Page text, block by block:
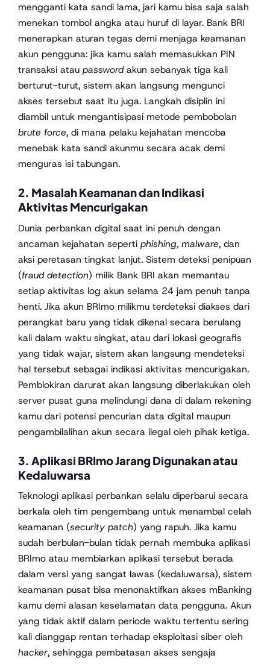
mengganti kata sandi lama, jari kamu bisa saja salah
menekan tombol angka atau huruf di layar. Bank BRI
menerapkan aturan tegas demi menjaga keamanan
akun pengguna: jika kamu salah memasukkan PIN
transaksi atau passwordakun sebanyak tiga kali
berturut-turut, sistem akan langsung mengunci
akses tersebut saat itu juga. Langkah disiplin ini
diambil untuk mengantisipasi metode pembobolan
brute force, di mana pelaku kejahatan mencoba
menebak kata sandi akunmu secara acak demi
menguras isi tabungan.
2. Masalah Keamanan dan Indikasi
Aktivitas Mencurigakan
Dunia perbankan digital saat ini penuh dengan
ancaman kejahatan seperti phishing, malware, dan
aksi peretasan tingkat lanjut. Sistem deteksi penipuan
(fraud detection) milik Bank BRI akan memantau
setiap aktivitas log akun selama 24 jam penuh tanpa
henti. Jika akun BRImo milikmu terdeteksi diakses dari
perangkat baru yang tidak dikenal secara berulang
kali dalam waktu singkat, atau dari lokasi geografis
yang tidak wajar, sistem akan langsung mendeteksi
hal tersebut sebagai indikasi aktivitas mencurigakan.
Pemblokiran darurat akan langsung diberlakukan oleh
server pusat guna melindungi dana di dalam rekening
kamu dari potensi pencurian data digital maupun
pengambilalihan akun secara ilegal oleh pihak ketiga.
3. Aplikasi BRImo Jarang Digunakan atau
Kedaluwarsa
Teknologi aplikasi perbankan selalu diperbarui secara
berkala oleh tim pengembang untuk menambal celah
keamanan (security patch) yang rapuh. Jika kamu
sudah berbulan-bulan tidak pernah membuka aplikasi
BRImo atau membiarkan aplikasi tersebut berada
dalam versi yang sangat lawas (kedaluwarsa), sistem
keamanan pusat bisa menonaktifkan akses mBanking
kamu demi alasan keselamatan data pengguna. Akun
yang tidak aktif dalam periode waktu tertentu sering
kali dianggap rentan terhadap eksploitasi siber oleh
hacker, sehingga pembatasan akses sengaja